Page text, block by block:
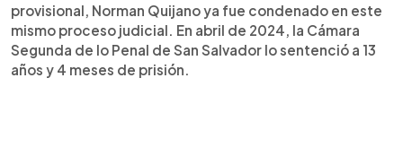
provisional, Norman Quijano ya fue condenado en este
mismo proceso judicial. En abril de 2024, la Cámara
Segunda de lo Penal de San Salvador lo sentenció a 13
años y 4 meses de prisión.